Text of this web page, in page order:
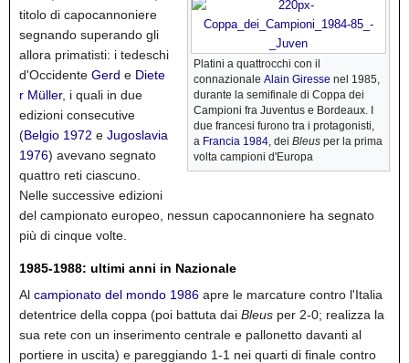
Platini a quattrocchi con il
connazionale Alain Giresse nel 1985,
durante la semifinale di Coppa dei
Campioni fra Juventus e Bordeaux. I
due francesi furono tra i protagonisti,
a Francia 1984, dei Bleus per la prima
volta campioni d'Europa
titolo di capocannoniere
segnando superando gli
allora primatisti: i tedeschi
d'Occidente Gerd e Diete
r Müller, i quali in due
edizioni consecutive
(Belgio 1972 e Jugoslavia
1976) avevano segnato
quattro reti ciascuno.
Nelle successive edizioni
del campionato europeo, nessun capocannoniere ha segnato
più di cinque volte.
1985-1988: ultimi anni in Nazionale
Al campionato del mondo 1986 apre le marcature contro l'Italia
detentrice della coppa (poi battuta dai Bleus per 2-0; realizza la
sua rete con un inserimento centrale e pallonetto davanti al
portiere in uscita) e pareggiando 1-1 nei quarti di finale contro